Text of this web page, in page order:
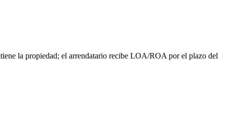
la propiedad; el arrendatario recibe LOA/ROA por el plazo del